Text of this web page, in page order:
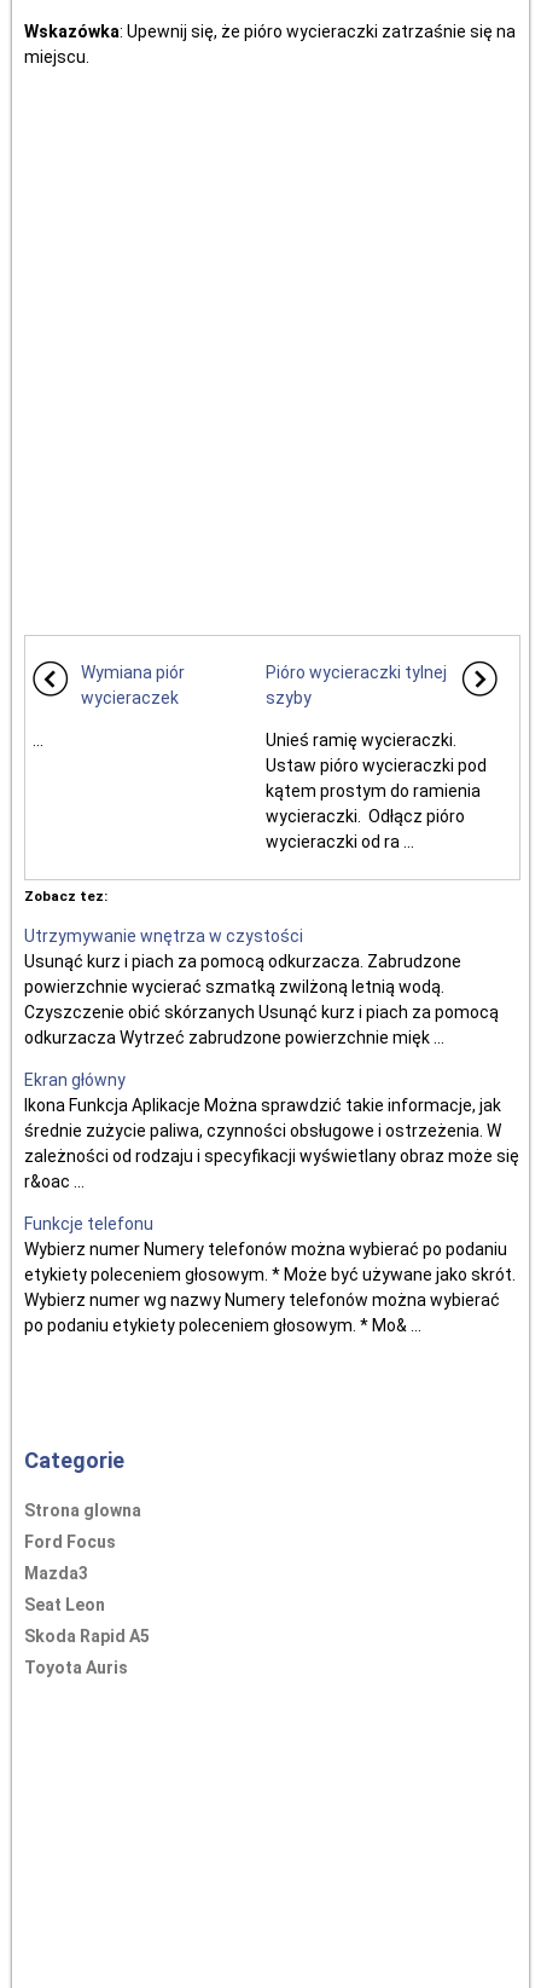
Wskazówka: Upewnij się, że pióro wycieraczki zatrzaśnie się na
miejscu.
Wymiana piór
wycieraczek
Pióro wycieraczki tylnej
szyby
Unieś ramię wycieraczki.
Ustaw pióro wycieraczki pod
kątem prostym do ramienia
wycieraczki. Odłącz pióro
wycieraczki od ra ...
Zobacz tez:
Utrzymywanie wnętrza w czystości
Usunąć kurz i piach za pomocą odkurzacza. Zabrudzone
powierzchnie wycierać szmatką zwilżoną letnią wodą.
Czyszczenie obić skórzanych Usunąć kurz i piach za pomocą
odkurzacza Wytrzeć zabrudzone powierzchnie mięk ...
Ekran główny
Ikona Funkcja Aplikacje Można sprawdzić takie informacje, jak
średnie zużycie paliwa, czynności obsługowe i ostrzeżenia. W
zależności od rodzaju i specyfikacji wyświetlany obraz może się
r&oac ...
Funkcje telefonu
Wybierz numer Numery telefonów można wybierać po podaniu
etykiety poleceniem głosowym. * Może być używane jako skrót.
Wybierz numer wg nazwy Numery telefonów można wybierać
po podaniu etykiety poleceniem głosowym. * Mo& ...
Categorie
Strona glowna
Ford Focus
Mazda3
Seat Leon
Skoda Rapid A5
Toyota Auris